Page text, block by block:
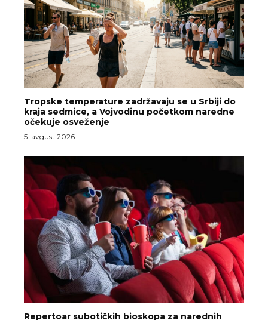
Tropske temperature zadržavaju se u Srbiji do
kraja sedmice, a Vojvodinu početkom naredne
očekuje osveženje
5. avgust 2026.
Repertoar subotičkih bioskopa za narednih